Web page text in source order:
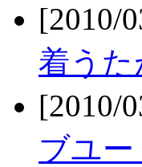
[2010/
着う
[2010/
ブユー